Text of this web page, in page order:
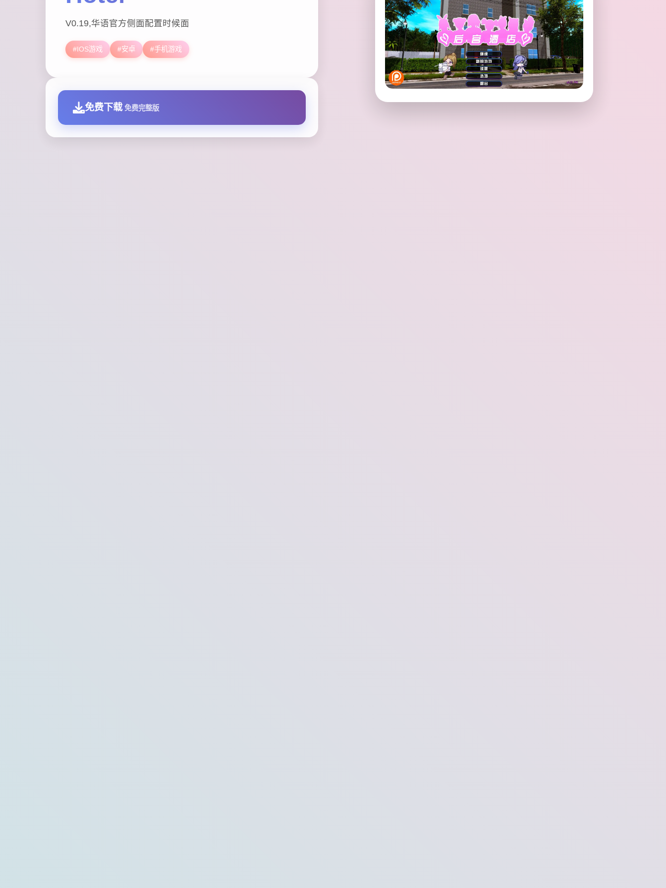
V0.19,华语官方侧面配置时候面
#IOS游戏 #安卓 #手机游戏
免费下载 免费完整版